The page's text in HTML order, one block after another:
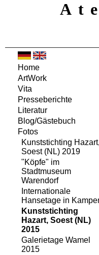
Home
ArtWork
Vita
Presseberichte
Literatur
Blog/Gästebuch
Fotos
Kunststichting Hazart,
Soest (NL) 2019
"Köpfe" im
Stadtmuseum
Warendorf
Internationale
Hansetage in
Kunststichting
Hazart, Soest (NL)
2015
Galerietage Wamel
2015